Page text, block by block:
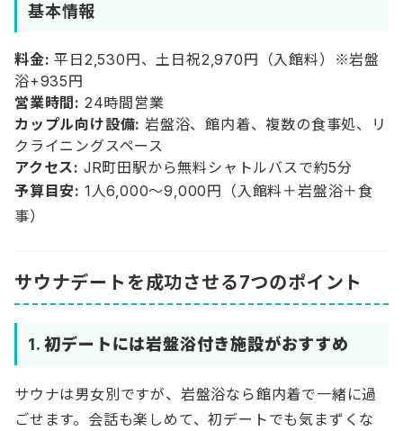
基本情報
料金: 平日2,530円、土日祝2,970円（入館料）※岩盤
浴+935円
営業時間: 24時間営業
カップル向け設備: 岩盤浴、館内着、複数の食事処、リ
クライニングスペース
アクセス: JR町田駅から無料シャトルバスで約5分
予算目安: 1人6,000〜9,000円（入館料＋岩盤浴＋食
事）
サウナデートを成功させる7つのポイント
1.初デートには岩盤浴付き施設がおすすめ
サウナは男女別ですが、岩盤浴なら館内着で一緒に過
ごせます。会話も楽しめて、初デートでも気まずくな